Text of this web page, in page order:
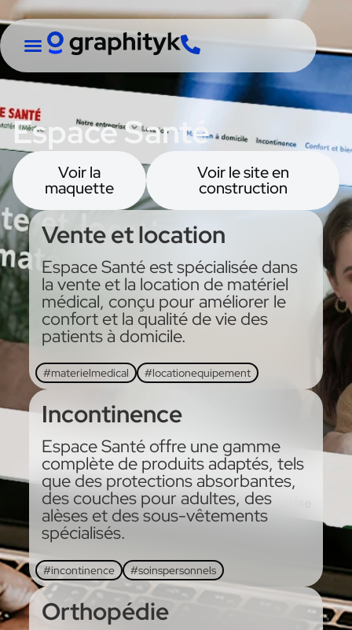
Espace Santé
Voir la
maquette
Voir le site en
construction
Vente et location
Espace Santé est spécialisée dans
la vente et la location de matériel
médical, conçu pour améliorer le
confort et la qualité de vie des
patients à domicile.
#materielmedical #locationequipement
Incontinence
Espace Santé offre une gamme
complète de produits adaptés, tels
que des protections absorbantes,
des couches pour adultes, des
alèses et des sous-vêtements
spécialisés.
#incontinence #soinspersonnels
Orthopédie